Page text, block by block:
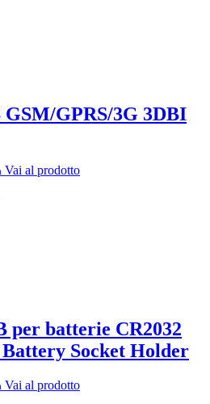
GSM/GPRS/3G 3DBI
Vai al prodotto
per batterie CR2032
Socket Holder
Vai al prodotto